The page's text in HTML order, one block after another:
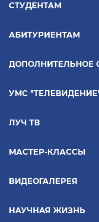
СТУДЕНТАМ
АБИТУРИЕНТАМ
ДОПОЛНИТЕЛЬНОЕ
УМС
ЛУЧ ТВ
МАСТЕР-КЛАССЫ
ВИДЕОГАЛЕРЕЯ
НАУЧНАЯ ЖИЗНЬ